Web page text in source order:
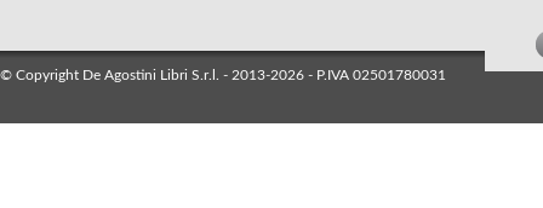
© Copyright De Agostini Libri S.r.l. - 2013-2026 - P.IVA 02501780031